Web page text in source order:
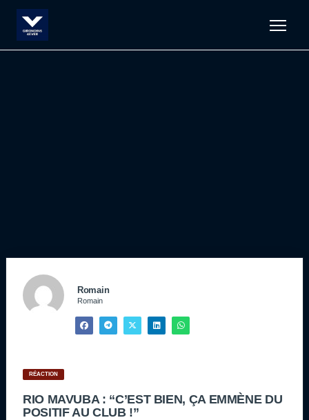
Romain
Romain
RÉACTION
RIO MAVUBA : “C’EST BIEN, ÇA EMMÈNE DU
POSITIF AU CLUB !”